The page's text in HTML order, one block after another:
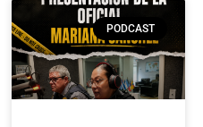
PODCAST